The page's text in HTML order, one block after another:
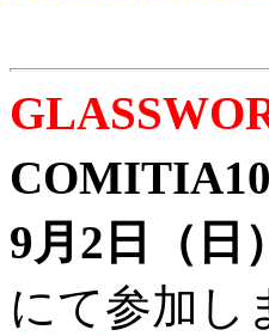
9月2日（日
にて参加し